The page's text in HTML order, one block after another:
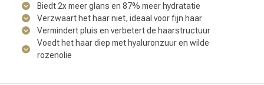
Biedt 2x meer glans en 87% meer hydratatie
Verzwaart het haar niet, ideaal voor fijn haar
Vermindert pluis en verbetert de haarstructuur
Voedt het haar diep met hyaluronzuur en wilde
rozenolie